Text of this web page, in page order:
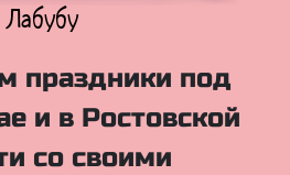
Куклы Лол
праздники под
и в Ростовской
со своими